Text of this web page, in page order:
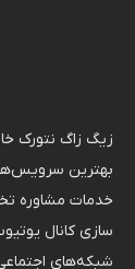
زیگ زاگ نتورک
بهترین سرویس‌ها
خدمات مشاوره
سازی کانال
شبکه‌های